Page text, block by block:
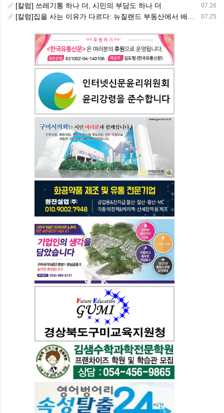
07.26
[칼럼] 쓰레기통 하나 더, 시민의 부담도 하나 더
07.25
[칼럼]집을 사는 이유가 다르다: 뉴질랜드 부동산에서 배운 다섯 가지 교훈